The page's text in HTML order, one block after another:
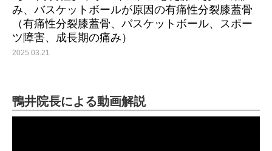
み、バスケットボールが原因の有痛性分裂膝蓋骨
（有痛性分裂膝蓋骨、バスケットボール、スポー
ツ障害、成長期の痛み）
2025.03.21
鴨井院長による動画解説